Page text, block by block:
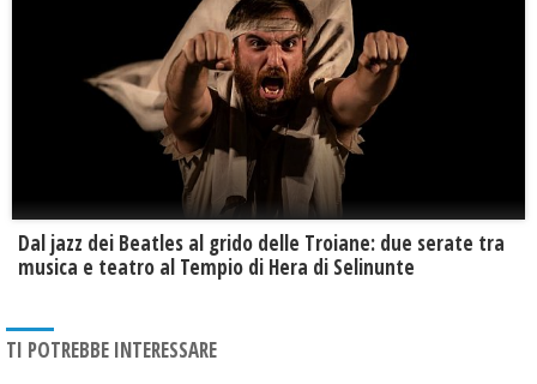
Dal jazz dei Beatles al grido delle Troiane: due serate tra
musica e teatro al Tempio di Hera di Selinunte
TI POTREBBE INTERESSARE